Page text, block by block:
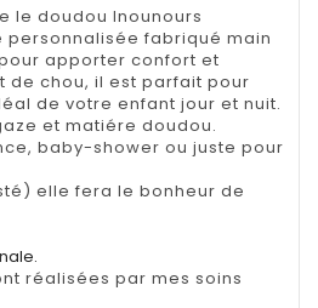
le doudou lnounours
fabriqué main
apporter confort et
de chou, il est parfait pour
de votre enfant jour et nuit.
et matiére doudou.
baby-shower ou juste pour
elle fera le bonheur de
réalisées par mes soins